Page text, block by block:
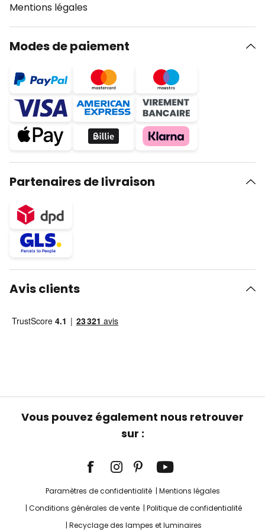
Mentions légales
Modes de paiement
Partenaires de livraison
Avis clients
Vous pouvez également nous retrouver
sur :
Paramètres de confidentialité
Mentions légales
Conditions générales de vente
Politique de confidentialité
Recyclage des lampes et luminaires